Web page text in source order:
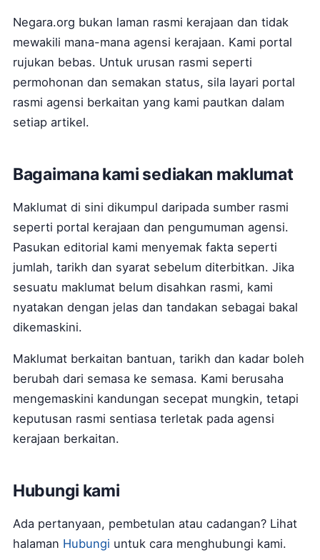
Negara.org bukan laman rasmi kerajaan dan tidak
mewakili mana-mana agensi kerajaan. Kami portal
rujukan bebas. Untuk urusan rasmi seperti
permohonan dan semakan status, sila layari portal
rasmi agensi berkaitan yang kami pautkan dalam
setiap artikel.
Bagaimana kami sediakan maklumat
Maklumat di sini dikumpul daripada sumber rasmi
seperti portal kerajaan dan pengumuman agensi.
Pasukan editorial kami menyemak fakta seperti
jumlah, tarikh dan syarat sebelum diterbitkan. Jika
sesuatu maklumat belum disahkan rasmi, kami
nyatakan dengan jelas dan tandakan sebagai bakal
dikemaskini.
Maklumat berkaitan bantuan, tarikh dan kadar boleh
berubah dari semasa ke semasa. Kami berusaha
mengemaskini kandungan secepat mungkin, tetapi
keputusan rasmi sentiasa terletak pada agensi
kerajaan berkaitan.
Hubungi kami
Ada pertanyaan, pembetulan atau cadangan? Lihat
halaman Hubungi untuk cara menghubungi kami.